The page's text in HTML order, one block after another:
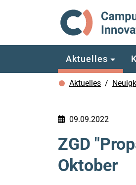
Aktuelles
Aktuelles
09.09.2022
ZGD
Oktober